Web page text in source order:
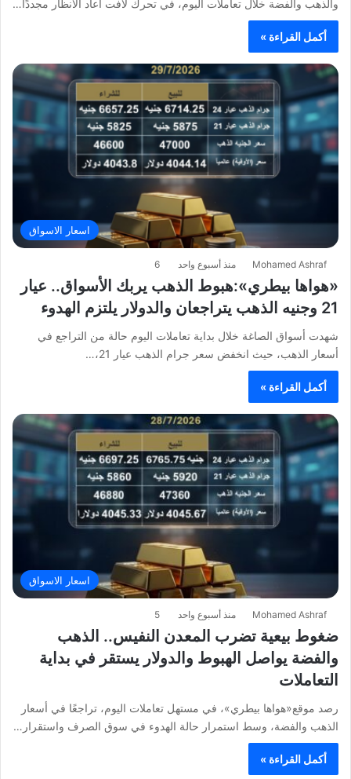
والذهب والفضة خلال تعاملات اليوم، في تحرك لافت أعاد الأنظار مجددًا…
أكمل القراءة »
اسعار الاسواق
Mohamed Ashraf منذ أسبوع واحد 6
«هواها بيطري»:هبوط الذهب يربك الأسواق.. عيار
21 وجنيه الذهب يتراجعان والدولار يلتزم الهدوء
شهدت أسواق الصاغة خلال بداية تعاملات اليوم حالة من التراجع في
أسعار الذهب، حيث انخفض سعر جرام الذهب عيار 21،…
أكمل القراءة »
اسعار الاسواق
Mohamed Ashraf منذ أسبوع واحد 5
ضغوط بيعية تضرب المعدن النفيس.. الذهب
والفضة يواصل الهبوط والدولار يستقر في بداية
التعاملات
رصد موقع«هواها بيطري»، في مستهل تعاملات اليوم، تراجعًا في أسعار
الذهب والفضة، وسط استمرار حالة الهدوء في سوق الصرف واستقرار…
أكمل القراءة »